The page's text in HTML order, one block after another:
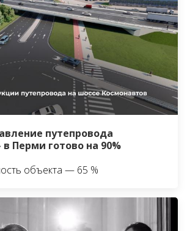
путепровода
Перми готово на 90%
объекта — 65 %